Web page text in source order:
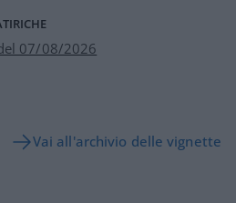
07/08/2026
Vai all'archivio delle vignette